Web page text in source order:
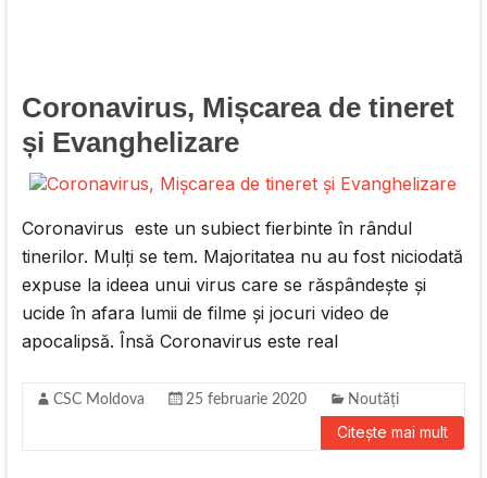
Coronavirus, Mișcarea de tineret
și Evanghelizare
Coronavirus este un subiect fierbinte în rândul
tinerilor. Mulți se tem. Majoritatea nu au fost niciodată
expuse la ideea unui virus care se răspândește și
ucide în afara lumii de filme și jocuri video de
apocalipsă. Însă Coronavirus este real
CSC Moldova 25 februarie 2020 Noutăți
Citește mai mult